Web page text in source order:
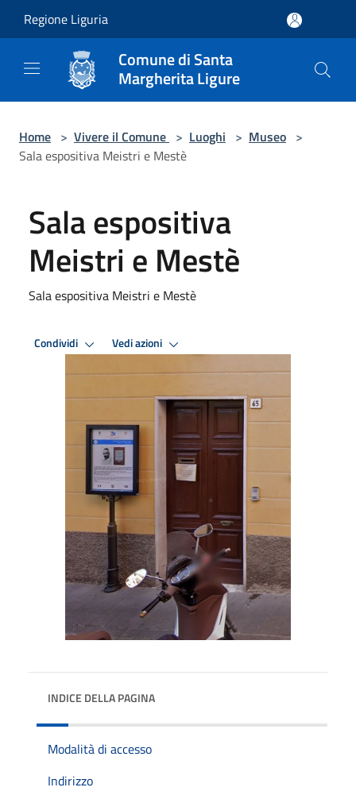
Regione Liguria
Comune di Santa
Margherita Ligure
Home > Vivere il Comune > Luoghi > Museo >
Sala espositiva Meistri e Mestè
Sala espositiva
Meistri e Mestè
Sala espositiva Meistri e Mestè
Condividi Vedi azioni
INDICE DELLA PAGINA
Modalità di accesso
Indirizzo